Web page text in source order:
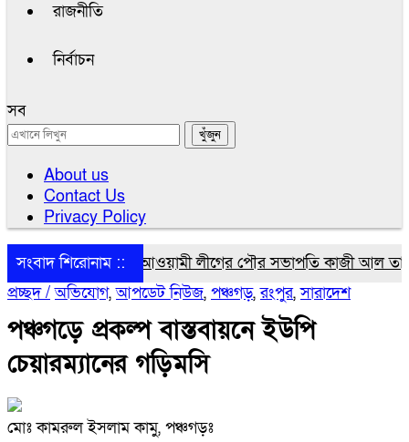
রাজনীতি
নির্বাচন
সব
About us
Contact Us
Privacy Policy
সংবাদ শিরোনাম ::
পঞ্চগড়ে নিষিদ্ধ আওয়ামী লীগের পৌর সভাপতি কাজী আল তারিক
প্রচ্ছদ / অভিযোগ,আপডেট নিউজ, পঞ্চগড়,রংপুর,সারাদেশ
পঞ্চগড়ে প্রকল্প বাস্তবায়নে ইউপি
চেয়ারম্যানের গড়িমসি
মোঃ কামরুল ইসলাম কামু, পঞ্চগড়ঃ